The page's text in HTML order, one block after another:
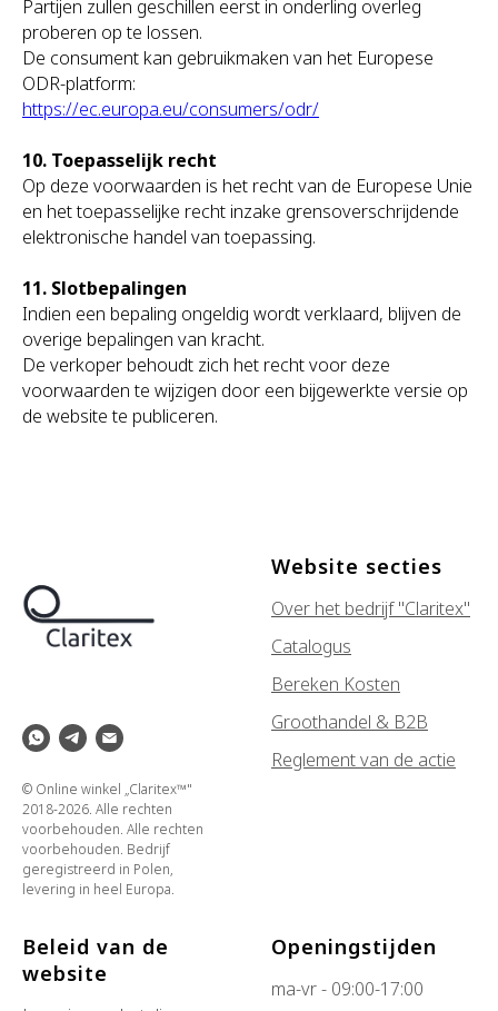
Partijen zullen geschillen eerst in onderling overleg
proberen op te lossen.
De consument kan gebruikmaken van het Europese
ODR-platform:
https://ec.europa.eu/consumers/odr/
10. Toepasselijk recht
Op deze voorwaarden is het recht van de Europese Unie
en het toepasselijke recht inzake grensoverschrijdende
elektronische handel van toepassing.
11. Slotbepalingen
Indien een bepaling ongeldig wordt verklaard, blijven de
overige bepalingen van kracht.
De verkoper behoudt zich het recht voor deze
voorwaarden te wijzigen door een bijgewerkte versie op
de website te publiceren.
© Online winkel „Claritex™"
2018-2026. Alle rechten
voorbehouden. Alle rechten
voorbehouden. Bedrijf
geregistreerd in Polen,
levering in heel Europa.
Website secties
Over het bedrijf "Claritex"
Catalogus
Bereken Kosten
Groothandel & B2B
Reglement van de actie
Beleid van de
website
Openingstijden
ma-vr - 09:00-17:00